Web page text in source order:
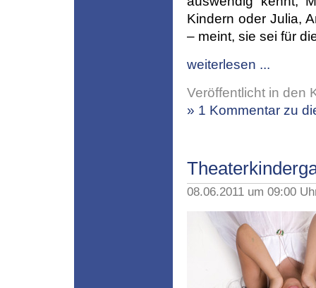
Kindern oder Julia,
– meint, sie sei für
weiterlesen ...
Veröffentlicht in den
» 1 Kommentar zu
08.06.2011 um 09:00